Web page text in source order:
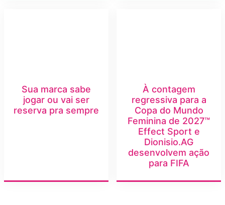
Sua marca sabe
jogar ou vai ser
reserva pra sempre
À contagem
regressiva para a
Copa do Mundo
Feminina de 2027™
Effect Sport e
Dionisio.AG
desenvolvem ação
para FIFA